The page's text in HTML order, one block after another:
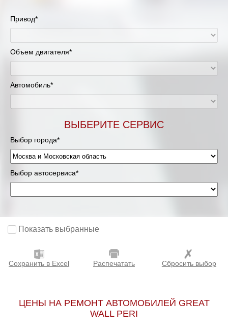
Москва и Московская область
Мурманск
Нижний Новгород
Новосибирск
Орёл
Петрозаводск
Привод*
Объем двигателя*
Автомобиль*
ВЫБЕРИТЕ СЕРВИС
Выбор города*
Выбор автосервиса*
Показать выбранные
Сохранить в Excel Распечатать Сбросить выбор
ЦЕНЫ НА РЕМОНТ АВТОМОБИЛЕЙ GREAT
WALL PERI